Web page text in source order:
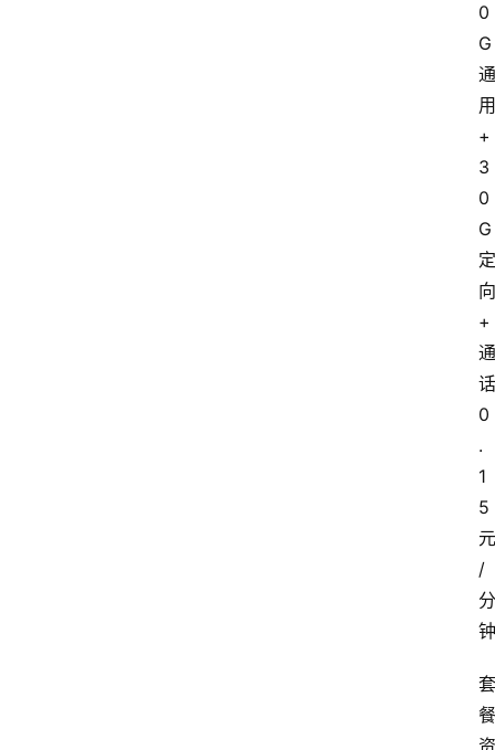
0
G
通
用
+
3
0
G
定
向
+
通
话
0
.
1
5
元
/
分
钟
套
餐
资